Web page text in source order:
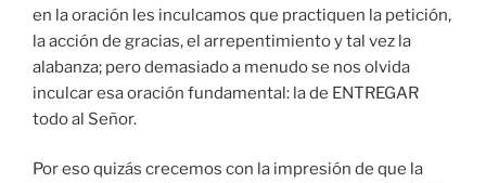
en la oración les inculcamos que practiquen la petición,
la acción de gracias, el arrepentimiento y tal vez la
alabanza; pero demasiado a menudo se nos olvida
inculcar esa oración fundamental: la de ENTREGAR
todo al Señor.
Por eso quizás crecemos con la impresión de que la